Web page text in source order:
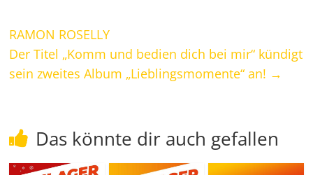
RAMON ROSELLY
Der Titel „Komm und bedien dich bei mir“ kündigt
sein zweites Album „Lieblingsmomente“ an! →
Das könnte dir auch gefallen